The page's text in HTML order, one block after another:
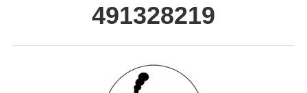
491328219